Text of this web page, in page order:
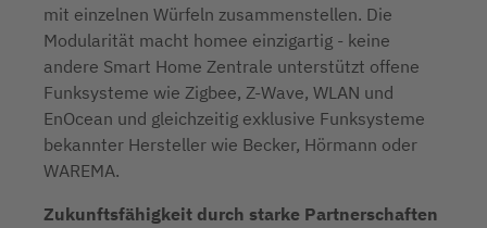
mit einzelnen Würfeln zusammenstellen. Die
Modularität macht homee einzigartig - keine
andere Smart Home Zentrale unterstützt offene
Funksysteme wie Zigbee, Z-Wave, WLAN und
EnOcean und gleichzeitig exklusive Funksysteme
bekannter Hersteller wie Becker, Hörmann oder
WAREMA.
Zukunftsfähigkeit durch starke Partnerschaften